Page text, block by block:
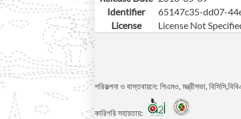
Identifier
65147c35-dd07-
License
License Not
পরিকল্পনা ও বাস্তবায়নে: পিএমও, মন্ত্রীসভা,
কারিগরি সহায়তায়: